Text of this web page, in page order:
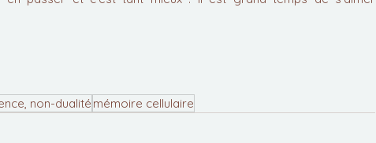
non-dualité mémoire cellulaire